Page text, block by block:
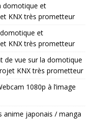
domotique et
KNX très prometteur
et
KNX très prometteur
de vue sur la domotique
KNX très prometteur
1080p à l’image
anime japonais / manga